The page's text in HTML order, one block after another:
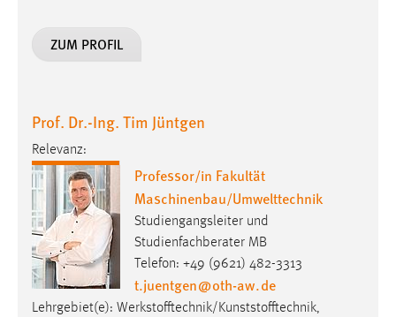
ZUM PROFIL
Prof. Dr.-Ing. Tim Jüntgen
Relevanz:
Professor/in Fakultät
Maschinenbau/Umwelttechnik
Studiengangsleiter und
Studienfachberater MB
Telefon: +49 (9621) 482-3313
t.juentgen@oth-aw.de
Lehrgebiet(e): Werkstofftechnik/Kunststofftechnik,
Cookie Laufzeit:
MARKETING
Marketing Cookies werden von Drittanbietern
verwendet, um personalisierte Werbung anzuzeigen.
Sie tun dies, indem sie Besucher über Websites
hinweg verfolgen.